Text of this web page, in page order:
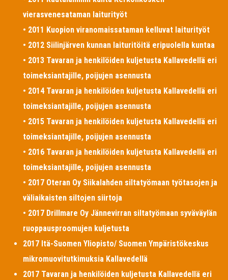
vierasvenesataman laiturityöt
• 2011 Kuopion viranomaissataman kelluvat laiturityöt
• 2012 Siilinjärven kunnan laituritöitä eripuolella kuntaa
• 2013 Tavaran ja henkilöiden kuljetusta Kallavedellä eri
toimeksiantajille, poijujen asennusta
• 2014 Tavaran ja henkilöiden kuljetusta Kallavedellä eri
toimeksiantajille, poijujen asennusta
• 2015 Tavaran ja henkilöiden kuljetusta Kallavedellä eri
toimeksiantajille, poijujen asennusta
• 2016 Tavaran ja henkilöiden kuljetusta Kallavedellä eri
toimeksiantajille, poijujen asennusta
• 2017 Oteran Oy Siikalahden siltatyömaan työtasojen ja
väliaikaisten siltojen siirtoja
• 2017 Drillmare Oy Jännevirran siltatyömaan syväväylän
ruoppausproomujen kuljetusta
2017 Itä-Suomen Yliopisto/ Suomen Ympäristökeskus
mikromuovitutkimuksia Kallavedellä
2017 Tavaran ja henkilöiden kuljetusta Kallavedellä eri